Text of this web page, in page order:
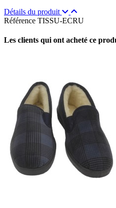
Détails du produit
Référence TISSU-ECRU
Les clients qui ont acheté ce